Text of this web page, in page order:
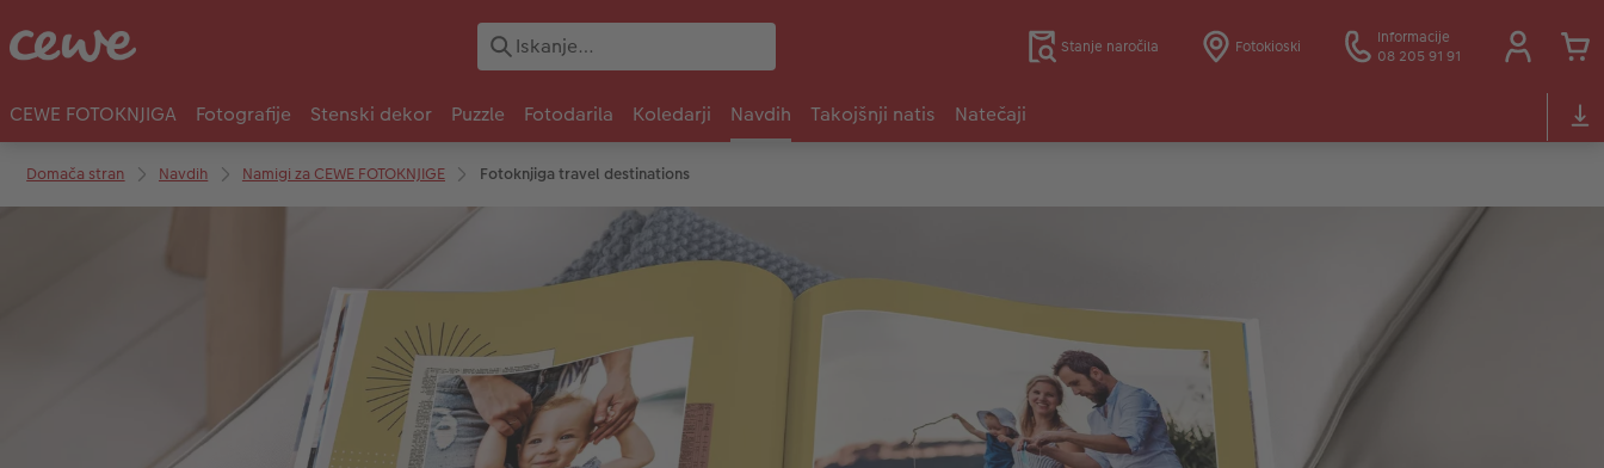
Stanje naročila Fotokioski
Informacije
08 205 91 91
CEWE FOTOKNJIGA Fotografije Stenski dekor Puzzle Fotodarila Koledarji Navdih Takojšnji natis Natečaji
Domača stran Navdih Namigi za CEWE FOTOKNJIGE Fotoknjiga travel destinations